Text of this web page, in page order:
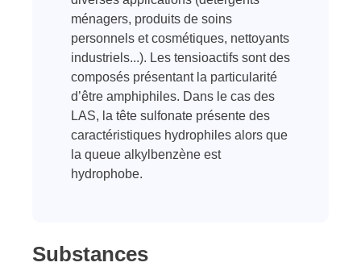
ménagers, produits de soins
personnels et cosmétiques, nettoyants
industriels...). Les tensioactifs sont des
composés présentant la particularité
d’être amphiphiles. Dans le cas des
LAS, la tête sulfonate présente des
caractéristiques hydrophiles alors que
la queue alkylbenzène est
hydrophobe.
Substances